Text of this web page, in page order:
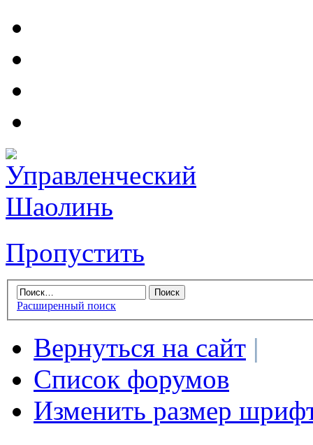
Пропустить
Расширенный поиск
Вернуться на сайт |
Список форумов
Изменить размер